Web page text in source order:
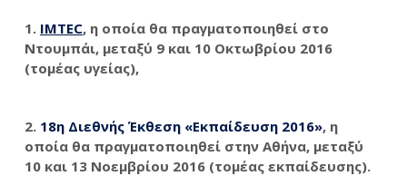
1. IMTEC, η οποία θα πραγματοποιηθεί στο
Ντουμπάι, μεταξύ 9 και 10 Οκτωβρίου 2016
(τομέας υγείας),
2. 18η Διεθνής Έκθεση «Εκπαίδευση 2016», η
οποία θα πραγματοποιηθεί στην Αθήνα, μεταξύ
10 και 13 Νοεμβρίου 2016 (τομέας εκπαίδευσης).